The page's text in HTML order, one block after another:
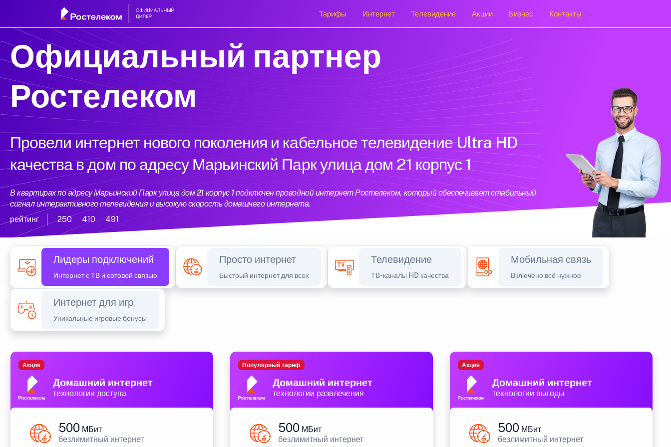
Тарифы Интернет Телевидение Акции Бизнес Контакты
Официальный партнер
Ростелеком
Провели интернет нового поколения и кабельное телевидение Ultra HD
качества в дом по адресу Марьинский Парк улица дом 21 корпус 1
В квартирах по адресу Марьинский Парк улица дом 21 корпус 1 подключен проводной интернет Ростелеком, который обеспечивает стабильный
сигнал интерактивного телевидения и высокую скорость домашнего интернета.
рейтинг
250 410 491
Лидеры подключений
Интернет с ТВ и сотовой связью
Просто интернет
Быстрый интернет для всех
Телевидение
ТВ-каналы HD качества
Мобильная связь
Включено всё нужное
Интернет для игр
Уникальные игровые бонусы
Домашний интернет
технологии доступа
Акция
500 МБит
безлимитный интернет
Домашний интернет
технологии развлечения
Популярный тариф
500 МБит
безлимитный интернет
Домашний интернет
технологии выгоды
Акция
500 МБит
безлимитный интернет